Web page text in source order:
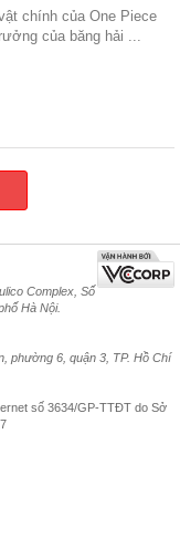
chính của One Piece
của băng hải ...
Complex, Số
Hà Nội.
phường 6, quận 3, TP. Hồ Chí
số 3634/GP-TTĐT do Sở